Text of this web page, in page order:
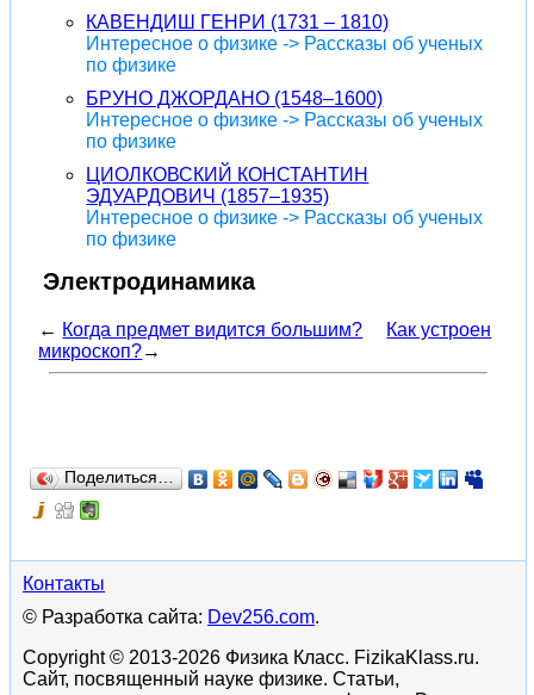
КАВЕНДИШ ГЕНРИ (1731 – 1810)
Интересное о физике -> Рассказы об ученых
по физике
БРУНО ДЖОРДАНО (1548–1600)
Интересное о физике -> Рассказы об ученых
по физике
ЦИОЛКОВСКИЙ КОНСТАНТИН
ЭДУАРДОВИЧ (1857–1935)
Интересное о физике -> Рассказы об ученых
по физике
Электродинамика
← Когда предмет видится большим?
Как устроен
микроскоп?→
Поделиться…
Контакты
© Разработка сайта: Dev256.com.
Copyright © 2013-2026 Физика Класс. FizikaKlass.ru.
Сайт, посвященный науке физике. Статьи,